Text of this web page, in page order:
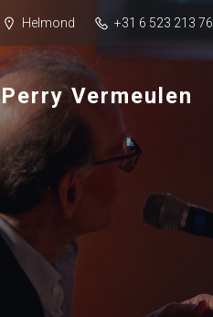
Helmond +31 6 523 213 76
Perry Vermeulen